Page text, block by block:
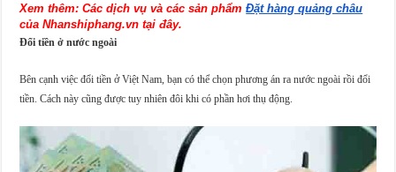
Xem thêm: Các dịch vụ và các sản phẩm Đặt hàng quảng châu
của Nhanshiphang.vn tại đây.
Đổi tiền ở nước ngoài
Bên cạnh việc đổi tiền ở Việt Nam, bạn có thể chọn phương án ra nước ngoài rồi đổi
tiền. Cách này cũng được tuy nhiên đôi khi có phần hơi thụ động.